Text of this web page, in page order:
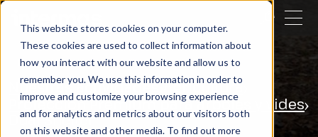
This website stores cookies on your computer.
These cookies are used to collect information about
how you interact with our website and allow us to
remember you. We use this information in order to
improve and customize your browsing experience
and for analytics and metrics about our visitors both
on this website and other media. To find out more
BUSCAR
CERRAR
Nuestras actividades Agricultura
Protección Premium para árboles y vides
Dual Shelter